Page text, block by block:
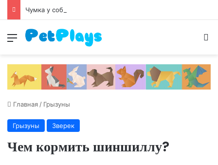
Чумка у собак
Меню
Главная / Грызуны
Грызуны Зверек
Чем кормить шиншиллу?